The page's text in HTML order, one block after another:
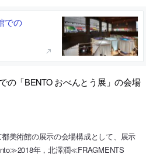
での
の「BENTO おべんとう展」の会場
美術館の展示の会場構成として、展示
年，北澤潤≪FRAGMENTS